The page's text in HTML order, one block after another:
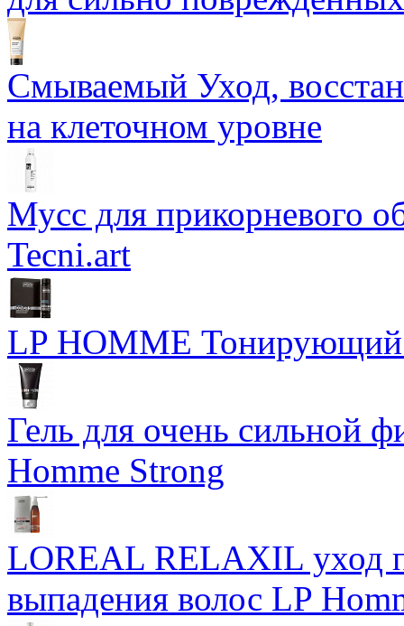
Смываемый Уход,
на клеточном уровне
Мусс для прикорневого
Tecni.art
LP HOMME Тонирующий
Гель для очень сильной
Homme Strong
LOREAL RELAXIL уход
выпадения волос LP